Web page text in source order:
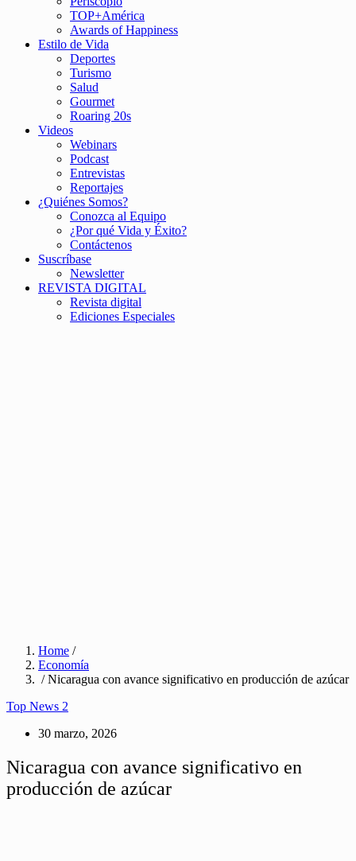
TOP+América
Awards of Happiness
Estilo de Vida
Deportes
Turismo
Salud
Gourmet
Roaring 20s
Videos
Webinars
Podcast
Entrevistas
Reportajes
¿Quiénes Somos?
Conozca al Equipo
¿Por qué Vida y Éxito?
Contáctenos
Suscríbase
Newsletter
REVISTA DIGITAL
Revista digital
Ediciones Especiales
Home /
Economía
/ Nicaragua con avance significativo en producción de azúcar
Top News 2
30 marzo, 2026
Nicaragua con avance significativo en
producción de azúcar